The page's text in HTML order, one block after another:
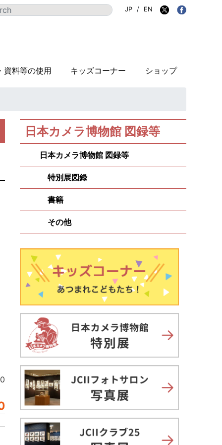
資料等の使用 キッズコーナー ショップ
JP / EN
日本カメラ博物館 図録等
日本カメラ博物館 図録等
特別展図録
書籍
その他